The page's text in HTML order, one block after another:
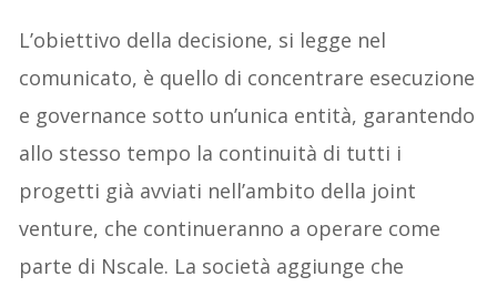
L’obiettivo della decisione, si legge nel
comunicato, è quello di concentrare esecuzione
e governance sotto un’unica entità, garantendo
allo stesso tempo la continuità di tutti i
progetti già avviati nell’ambito della joint
venture, che continueranno a operare come
parte di Nscale. La società aggiunge che